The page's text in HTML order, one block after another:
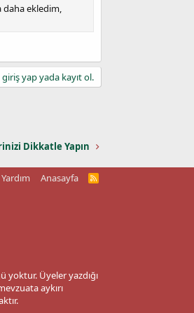
daha ekledim,
yap yada kayıt ol.
Dikkatle Yapın
Yardım Anasayfa
R
yoktur. Üyeler yazdığı
aykırı